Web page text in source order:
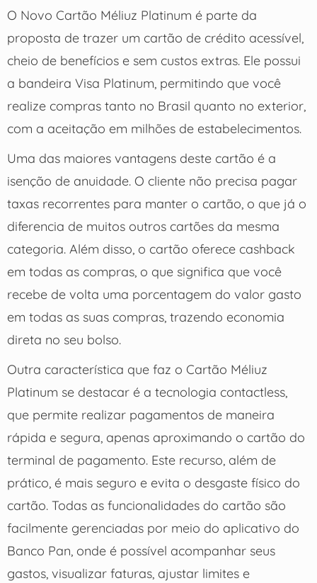
O Novo Cartão Méliuz Platinum é parte da
proposta de trazer um cartão de crédito acessível,
cheio de benefícios e sem custos extras. Ele possui
a bandeira Visa Platinum, permitindo que você
realize compras tanto no Brasil quanto no exterior,
com a aceitação em milhões de estabelecimentos.
Uma das maiores vantagens deste cartão é a
isenção de anuidade. O cliente não precisa pagar
taxas recorrentes para manter o cartão, o que já o
diferencia de muitos outros cartões da mesma
categoria. Além disso, o cartão oferece cashback
em todas as compras, o que significa que você
recebe de volta uma porcentagem do valor gasto
em todas as suas compras, trazendo economia
direta no seu bolso.
Outra característica que faz o Cartão Méliuz
Platinum se destacar é a tecnologia contactless,
que permite realizar pagamentos de maneira
rápida e segura, apenas aproximando o cartão do
terminal de pagamento. Este recurso, além de
prático, é mais seguro e evita o desgaste físico do
cartão. Todas as funcionalidades do cartão são
facilmente gerenciadas por meio do aplicativo do
Banco Pan, onde é possível acompanhar seus
gastos, visualizar faturas, ajustar limites e